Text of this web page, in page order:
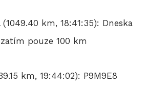
km, 18:41:35): Dneska
pouze 100 km
km, 19:44:02): P9M9E8